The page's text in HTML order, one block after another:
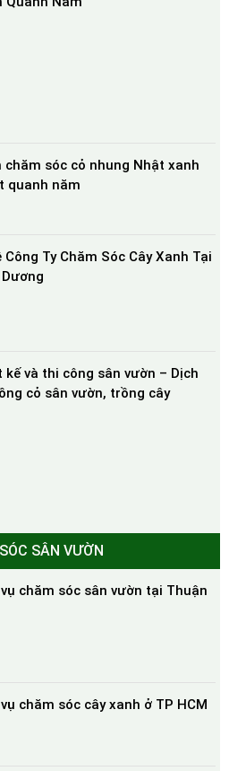
chăm sóc cỏ nhung Nhật xanh
quanh năm
Công Ty Chăm Sóc Cây Xanh Tại
kế và thi công sân vườn – Dịch
cỏ sân vườn, trồng cây
SÂN VƯỜN
vụ chăm sóc sân vườn tại Thuận
chăm sóc cây xanh ở TP HCM